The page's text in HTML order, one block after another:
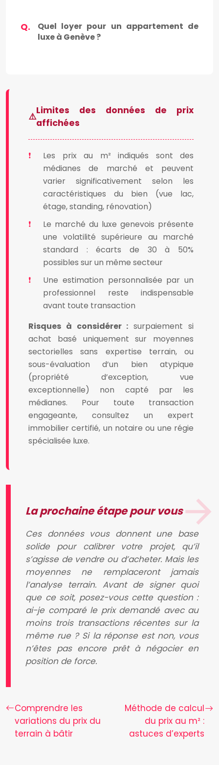
Quel loyer pour un appartement de
luxe à Genève ?
Limites des données de prix
affichées
Les prix au m² indiqués sont des
médianes de marché et peuvent
varier significativement selon les
caractéristiques du bien (vue lac,
étage, standing, rénovation)
Le marché du luxe genevois présente
une volatilité supérieure au marché
standard : écarts de 30 à 50%
possibles sur un même secteur
Une estimation personnalisée par un
professionnel reste indispensable
avant toute transaction
Risques à considérer : surpaiement si
achat basé uniquement sur moyennes
sectorielles sans expertise terrain, ou
sous-évaluation d’un bien atypique
(propriété d’exception, vue
exceptionnelle) non capté par les
médianes. Pour toute transaction
engageante, consultez un expert
immobilier certifié, un notaire ou une régie
spécialisée luxe.
La prochaine étape pour vous
Ces données vous donnent une base
solide pour calibrer votre projet, qu’il
s’agisse de vendre ou d’acheter. Mais les
moyennes ne remplaceront jamais
l’analyse terrain. Avant de signer quoi
que ce soit, posez-vous cette question :
ai-je comparé le prix demandé avec au
moins trois transactions récentes sur la
même rue ? Si la réponse est non, vous
n’êtes pas encore prêt à négocier en
position de force.
Comprendre les
variations du prix du
terrain à bâtir
Méthode de calcul
du prix au m² :
astuces d’experts